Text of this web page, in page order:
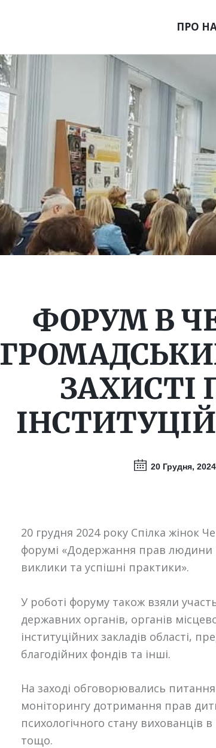
ПРО
ФОРУМ В
ЗАХИСТІ
20 Грудня, 2024
20 грудня 2024 року Спілка жінок
форумі «Додержання прав людини
виклики та успішні практики».
У роботі форуму також взяли
державних органів, органів
інституційних закладів області,
благодійних фондів та інші.
На заході обговорювались
моніторингу дотримання прав
психологічного стану вихованців
тощо.